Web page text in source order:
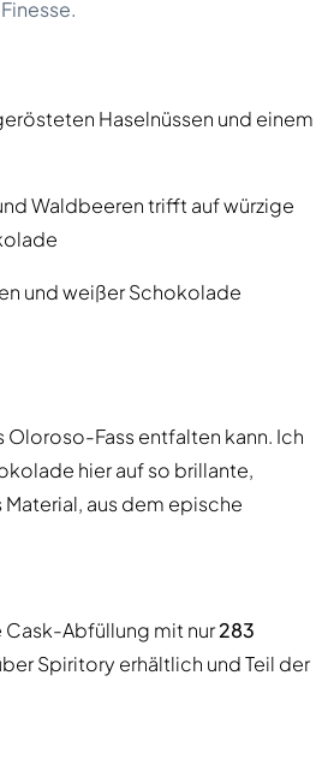
Haselnüssen und einem
Waldbeeren trifft auf würzige
und weißer Schokolade
Fass entfalten kann. Ich
hier auf so brillante,
aus dem epische
Abfüllung mit nur283
Spiritory erhältlich und Teil der